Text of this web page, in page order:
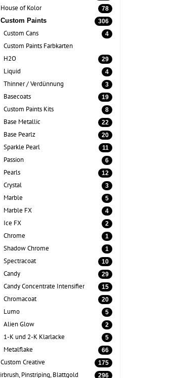
House of Kolor 78
Custom Paints 306
Custom Cans 4
Custom Paints Farbkarten
H2O
29
Liquid 4
Thinner / Verdünnung 3
Basecoats 19
Custom Paints Kits 8
Base Metallic 22
Base Pearlz 20
Sparkle Pearl 11
Passion 6
Pearls 12
Crystal 3
Marble 5
Marble FX 4
Ice FX 2
Chrome 1
Shadow Chrome 1
Spectracoat 10
Candy 29
Candy Concentrate Intensifier 15
Chromacoat 20
Lumo 5
Alien Glow 2
1-K und 2-K Klarlacke 5
Metalflake 66
Custom Creative 175
Pinstriping, Blattgold 296